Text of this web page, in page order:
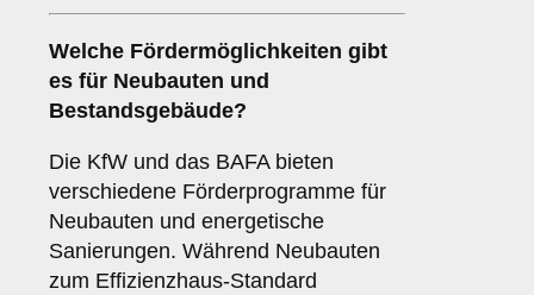
Welche Fördermöglichkeiten gibt
es für Neubauten und
Bestandsgebäude?
Die KfW und das BAFA bieten
verschiedene Förderprogramme für
Neubauten und energetische
Sanierungen. Während Neubauten
zum Effizienzhaus-Standard